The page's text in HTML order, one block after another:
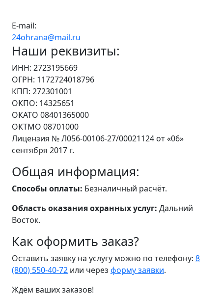
E-mail:
24ohrana@mail.ru
Наши реквизиты:
ИНН: 2723195669
ОГРН: 1172724018796
КПП: 272301001
ОКПО: 14325651
ОКАТО 08401365000
ОКТМО 08701000
Лицензия № Л056-00106-27/00021124 от «06»
сентября 2017 г.
Общая информация:
Способы оплаты: Безналичный расчёт.
Область оказания охранных услуг: Дальний
Восток.
Как оформить заказ?
Оставить заявку на услугу можно по телефону: 8
(800) 550-40-72 или через форму заявки.
Ждём ваших заказов!